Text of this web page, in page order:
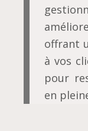
offrant
à vos
pour
en